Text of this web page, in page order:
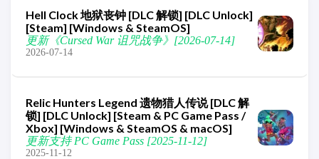
Hell Clock 地狱丧钟 [DLC 解锁] [DLC Unlock]
[Steam] [Windows & SteamOS]
更新《Cursed War 诅咒战争》[2026-07-14]
2026-07-14
Relic Hunters Legend 遗物猎人传说 [DLC 解
锁] [DLC Unlock] [Steam & PC Game Pass /
Xbox] [Windows & SteamOS & macOS]
更新支持 PC Game Pass [2025-11-12]
2025-11-12